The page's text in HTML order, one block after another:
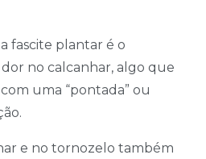
fascite plantar é o
no calcanhar, algo que
uma “pontada” ou
e no tornozelo também